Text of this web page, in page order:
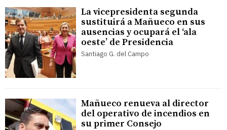
La vicepresidenta segunda
sustituirá a Mañueco en sus
ausencias y ocupará el ‘ala
oeste’ de Presidencia
Santiago G. del Campo
Mañueco renueva al director
del operativo de incendios en
su primer Consejo